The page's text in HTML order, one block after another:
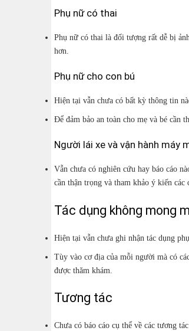
Phụ nữ có thai
Phụ nữ có thai là đối tượng rất dễ bị
hơn.
Phụ nữ cho con bú
Hiện tại vẫn chưa có bất kỳ thông tin
Để đảm bảo an toàn cho mẹ và bé cần
Người lái xe và vận hành máy
Vẫn chưa có nghiên cứu hay báo cáo
cần thận trọng và tham khảo ý kiến các
Tác dụng không mong
Hiện tại vẫn chưa ghi nhận tác dụng
Tùy vào cơ địa của mỗi người mà có
được thăm khám.
Tương tác
Chưa có báo cáo cụ thể về các tương